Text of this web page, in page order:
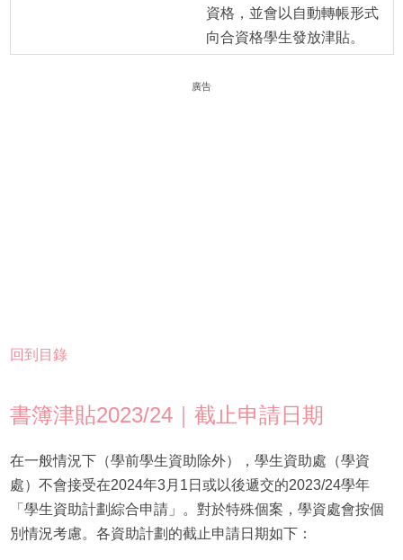
資格，並會以自動轉帳形式
向合資格學生發放津貼。
廣告
回到目錄
書簿津貼2023/24｜截止申請日期
在一般情況下（學前學生資助除外），學生資助處（學資
處）不會接受在2024年3月1日或以後遞交的2023/24學年
「學生資助計劃綜合申請」。對於特殊個案，學資處會按個
別情況考慮。各資助計劃的截止申請日期如下：